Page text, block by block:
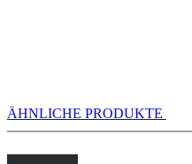
ÄHNLICHE PRODUKTE